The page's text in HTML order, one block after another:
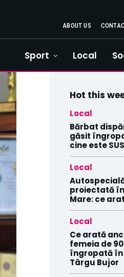
ABOUT US
Sport Local
Hot this
Local
Bărbat
găsit
cine este
Local
proiectată
Mare: ce
Local
Ce arată
femeia de
îngropată în
Târgu Bujor